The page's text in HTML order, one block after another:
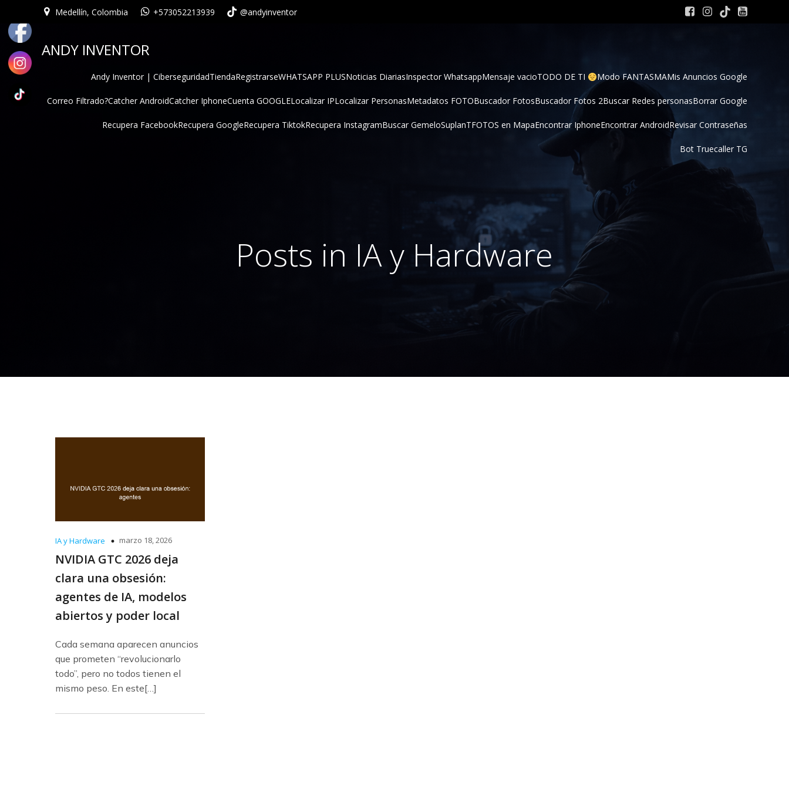
Medellín, Colombia +573052213939 @andyinventor
ANDY INVENTOR
Andy Inventor | CiberseguridadTiendaRegistrarseWHATSAPP PLUSNoticias DiariasInspector WhatsappMensaje vacioTODO DE TI Modo FANTASMAMis Anuncios Google
Correo Filtrado?Catcher AndroidCatcher IphoneCuenta GOOGLELocalizar IPLocalizar PersonasMetadatos FOTOBuscador FotosBuscador Fotos 2Buscar Redes personasBorrar Google
Recupera FacebookRecupera GoogleRecupera TiktokRecupera InstagramBuscar GemeloSuplanTFOTOS en MapaEncontrar IphoneEncontrar AndroidRevisar Contraseñas
Bot Truecaller TG
Posts in IA y Hardware
IA y Hardware marzo 18, 2026
NVIDIA GTC 2026 deja
clara una obsesión:
agentes de IA, modelos
abiertos y poder local
Cada semana aparecen anuncios
que prometen “revolucionarlo
todo”, pero no todos tienen el
mismo peso. En este[…]